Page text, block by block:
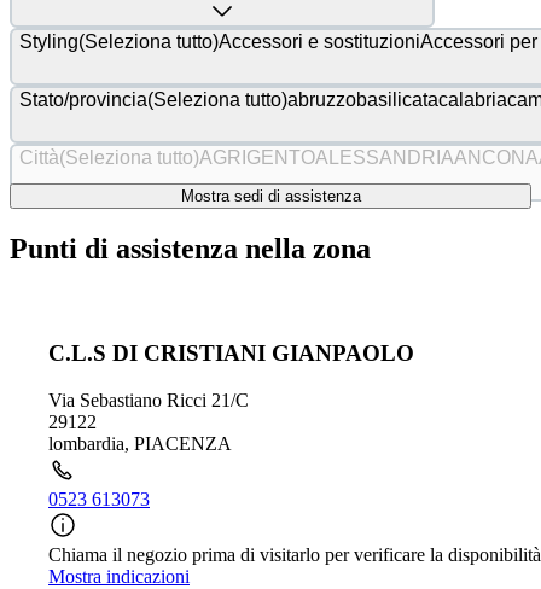
Styling(Seleziona tutto)Accessori e sostituzioniAccessori
Stato/provincia(Seleziona tutto)abruzzobasilicatacalabria
Città(Seleziona tutto)AGRIGENTOALESSANDRIAANCONA
Mostra sedi di assistenza
Punti di assistenza nella zona
C.L.S DI CRISTIANI GIANPAOLO
Via Sebastiano Ricci 21/C
29122
lombardia, PIACENZA
0523 613073
Chiama il negozio prima di visitarlo per verificare la
Mostra indicazioni